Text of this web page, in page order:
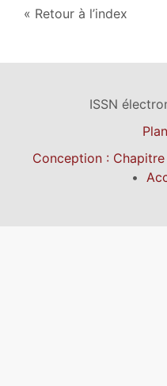
Retour à l’index
ISSN
Conception :